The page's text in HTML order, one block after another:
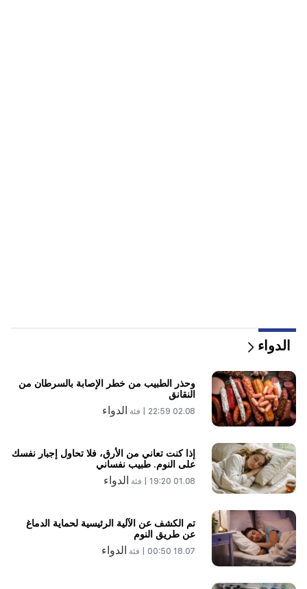
الدواء
وحذر الطبيب من خطر الإصابة بالسرطان من
النقانق
02.08 22:59 | فئة الدواء
إذا كنت تعاني من الأرق، فلا تحاول إجبار نفسك
على النوم. طبيب نفساني
01.08 19:20 | فئة الدواء
تم الكشف عن الآلية الرئيسية لحماية الدماغ
عن طريق النوم
18.07 00:50 | فئة الدواء